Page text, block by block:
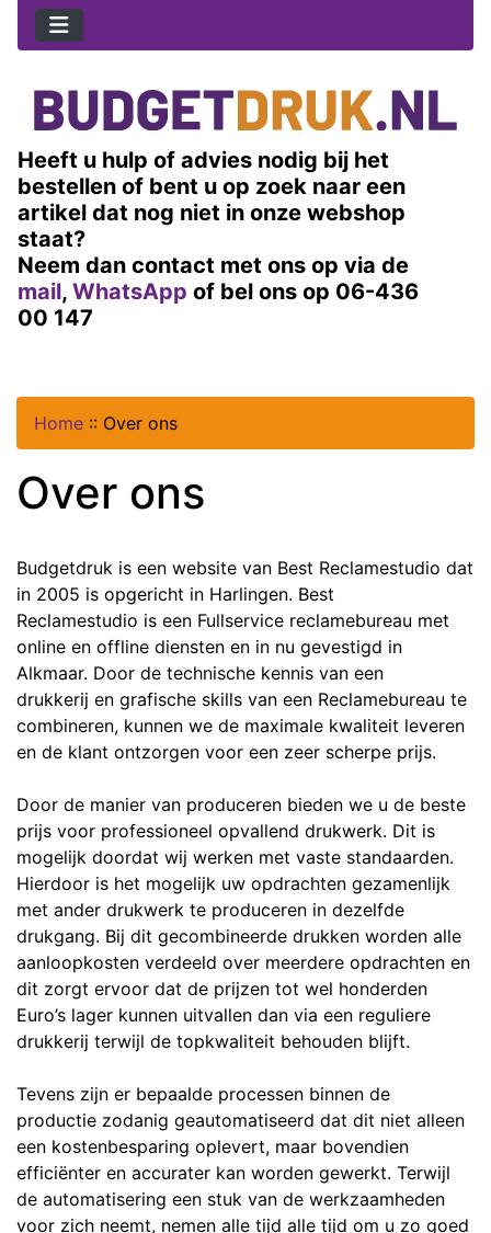
Heeft u hulp of advies nodig bij het
bestellen of bent u op zoek naar een
artikel dat nog niet in onze webshop
staat?
Neem dan contact met ons op via de
mail, WhatsApp of bel ons op 06-436
00 147
Home :: Over ons
Over ons
Budgetdruk is een website van Best Reclamestudio dat
in 2005 is opgericht in Harlingen. Best
Reclamestudio is een Fullservice reclamebureau met
online en offline diensten en in nu gevestigd in
Alkmaar. Door de technische kennis van een
drukkerij en grafische skills van een Reclamebureau te
combineren, kunnen we de maximale kwaliteit leveren
en de klant ontzorgen voor een zeer scherpe prijs.
Door de manier van produceren bieden we u de beste
prijs voor professioneel opvallend drukwerk. Dit is
mogelijk doordat wij werken met vaste standaarden.
Hierdoor is het mogelijk uw opdrachten gezamenlijk
met ander drukwerk te produceren in dezelfde
drukgang. Bij dit gecombineerde drukken worden alle
aanloopkosten verdeeld over meerdere opdrachten en
dit zorgt ervoor dat de prijzen tot wel honderden
Euro’s lager kunnen uitvallen dan via een reguliere
drukkerij terwijl de topkwaliteit behouden blijft.
Tevens zijn er bepaalde processen binnen de
productie zodanig geautomatiseerd dat dit niet alleen
een kostenbesparing oplevert, maar bovendien
efficiënter en accurater kan worden gewerkt. Terwijl
de automatisering een stuk van de werkzaamheden
voor zich neemt, nemen alle tijd alle tijd om u zo goed